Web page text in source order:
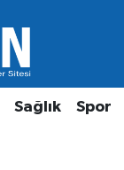
Sağlık Spor